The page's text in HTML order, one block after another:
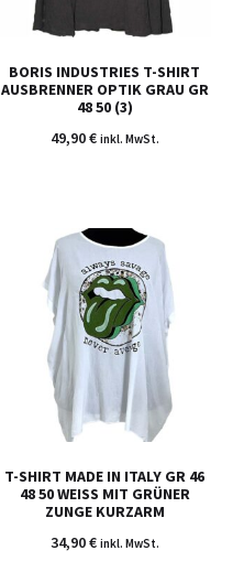
BORIS INDUSTRIES T-SHIRT
AUSBRENNER OPTIK GRAU GR
48 50 (3)
49,90€ inkl. MwSt.
T-SHIRT MADE IN ITALY GR 46
48 50 WEISS MIT GRÜNER Z
UNGE KURZARM
34,90€ inkl. MwSt.